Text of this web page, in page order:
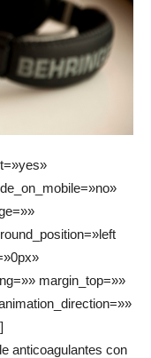
margin_top=»»
anticoagulantes con